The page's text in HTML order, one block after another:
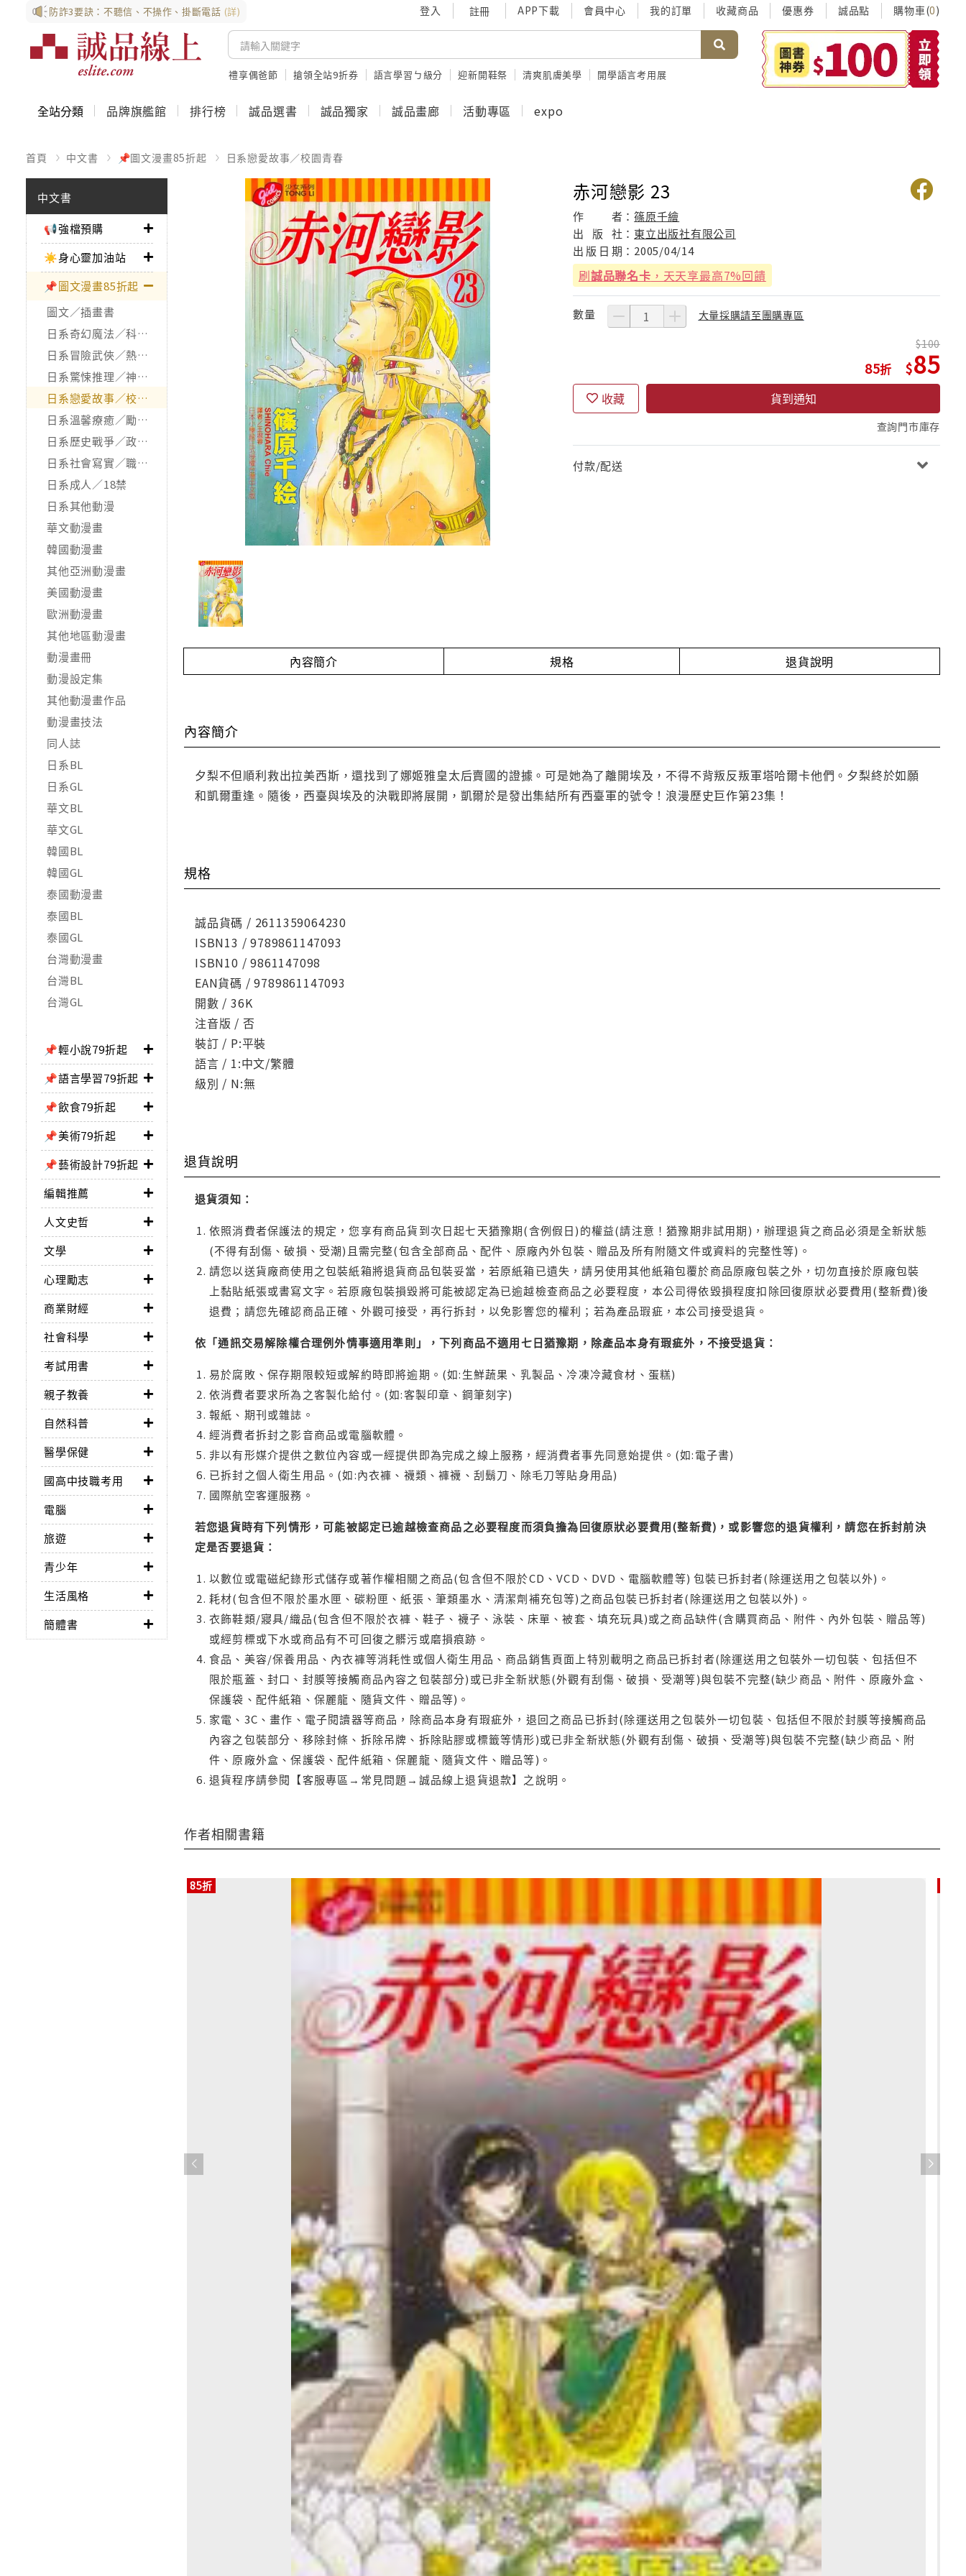
防詐3要訣：不聽信、不操作、掛斷電話 (詳) 登入 註冊 APP下載 會員中心 我的訂單 收藏商品 優惠券 誠品點 購物車(0)
禮享偶爸節 搶領全站9折券 語言學習ㄅ級分 迎新開鞋祭 清爽肌膚美學 開學語言考用展
全站分類 品牌旗艦館 排行榜 誠品選書 誠品獨家 誠品畫廊 活動專區 expo
首頁 中文書 📌圖文漫畫85折起 日系戀愛故事／校園青春
中文書
📢強檔預購
☀️身心靈加油站
📌圖文漫畫85折起
圖文／插畫書
日系奇幻魔法／科幻冒險
日系冒險武俠／熱血運動
日系驚悚推理／神怪靈異
日系戀愛故事／校園青春
日系溫馨療癒／勵志搞笑
日系歷史戰爭／政治宗教
日系社會寫實／職場職人
日系成人／18禁
日系其他動漫
華文動漫畫
韓國動漫畫
其他亞洲動漫畫
美國動漫畫
歐洲動漫畫
其他地區動漫畫
動漫畫冊
動漫設定集
其他動漫畫作品
動漫畫技法
同人誌
日系BL
日系GL
華文BL
華文GL
韓國BL
韓國GL
泰國動漫畫
泰國BL
泰國GL
台灣動漫畫
台灣BL
台灣GL
📌輕小說79折起
📌語言學習79折起
📌飲食79折起
📌美術79折起
📌藝術設計79折起
編輯推薦
人文史哲
文學
心理勵志
商業財經
社會科學
考試用書
親子教養
自然科普
醫學保健
國高中技職考用
電腦
旅遊
青少年
生活風格
簡體書
赤河戀影 23
作 者：篠原千繪
出
版 社： 東立出版社有限公司
出 版 日 期： 2005/04/14
刷誠品聯名卡 ，天天享最高7%回饋
數量 大量採購請至團購專區
85
100
85
收藏 貨到通知
查詢門市庫存
付款/配送
內容簡介 規格 退貨說明
內容簡介
夕梨不但順利救出拉美西斯，還找到了娜姬雅皇太后賣國的證據。可是她為了離開埃及，不得不背叛反叛軍塔哈爾卡他們。夕梨終於如願
和凱爾重逢。隨後，西臺與埃及的決戰即將展開，凱爾於是發出集結所有西臺軍的號令！浪漫歷史巨作第23集！
規格
誠品貨碼 / 2611359064230
ISBN13 / 9789861147093
ISBN10 / 9861147098
EAN貨碼 / 9789861147093
開數 / 36K
注音版 / 否
裝訂 / P:平裝
語言 / 1:中文/繁體
級別 / N:無
退貨說明
退貨須知：
依照消費者保護法的規定，您享有商品貨到次日起七天猶豫期(含例假日)的權益(請注意！猶豫期非試用期)，辦理退貨之商品必須是全新狀態
(不得有刮傷、破損、受潮)且需完整(包含全部商品、配件、原廠內外包裝、贈品及所有附隨文件或資料的完整性等)。
請您以送貨廠商使用之包裝紙箱將退貨商品包裝妥當，若原紙箱已遺失，請另使用其他紙箱包覆於商品原廠包裝之外，切勿直接於原廠包裝
上黏貼紙張或書寫文字。若原廠包裝損毀將可能被認定為已逾越檢查商品之必要程度，本公司得依毀損程度扣除回復原狀必要費用(整新費)後
退費；請您先確認商品正確、外觀可接受，再行拆封，以免影響您的權利；若為產品瑕疵，本公司接受退貨。
依「通訊交易解除權合理例外情事適用準則」，下列商品不適用七日猶豫期，除產品本身有瑕疵外，不接受退貨：
易於腐敗、保存期限較短或解約時即將逾期。(如:生鮮蔬果、乳製品、冷凍冷藏食材、蛋糕)
依消費者要求所為之客製化給付。(如:客製印章、鋼筆刻字)
報紙、期刊或雜誌。
經消費者拆封之影音商品或電腦軟體。
非以有形媒介提供之數位內容或一經提供即為完成之線上服務，經消費者事先同意始提供。(如:電子書)
已拆封之個人衛生用品。(如:內衣褲、襪類、褲襪、刮鬍刀、除毛刀等貼身用品)
國際航空客運服務。
若您退貨時有下列情形，可能被認定已逾越檢查商品之必要程度而須負擔為回復原狀必要費用(整新費)，或影響您的退貨權利，請您在拆封前決
定是否要退貨：
以數位或電磁紀錄形式儲存或著作權相關之商品(包含但不限於CD、VCD、DVD、電腦軟體等) 包裝已拆封者(除運送用之包裝以外)。
耗材(包含但不限於墨水匣、碳粉匣、紙張、筆類墨水、清潔劑補充包等)之商品包裝已拆封者(除運送用之包裝以外)。
衣飾鞋類/寢具/織品(包含但不限於衣褲、鞋子、襪子、泳裝、床單、被套、填充玩具)或之商品缺件(含購買商品、附件、內外包裝、贈品等)
或經剪標或下水或商品有不可回復之髒污或磨損痕跡。
食品、美容/保養用品、內衣褲等消耗性或個人衛生用品、商品銷售頁面上特別載明之商品已拆封者(除運送用之包裝外一切包裝、包括但不
限於瓶蓋、封口、封膜等接觸商品內容之包裝部分)或已非全新狀態(外觀有刮傷、破損、受潮等)與包裝不完整(缺少商品、附件、原廠外盒、
保護袋、配件紙箱、保麗龍、隨貨文件、贈品等)。
家電、3C、畫作、電子閱讀器等商品，除商品本身有瑕疵外，退回之商品已拆封(除運送用之包裝外一切包裝、包括但不限於封膜等接觸商品
內容之包裝部分、移除封條、拆除吊牌、拆除貼膠或標籤等情形)或已非全新狀態(外觀有刮傷、破損、受潮等)與包裝不完整(缺少商品、附
件、原廠外盒、保護袋、配件紙箱、保麗龍、隨貨文件、贈品等)。
退貨程序請參閱【客服專區→常見問題→誠品線上退貨退款】之說明。
作者相關書籍
85折